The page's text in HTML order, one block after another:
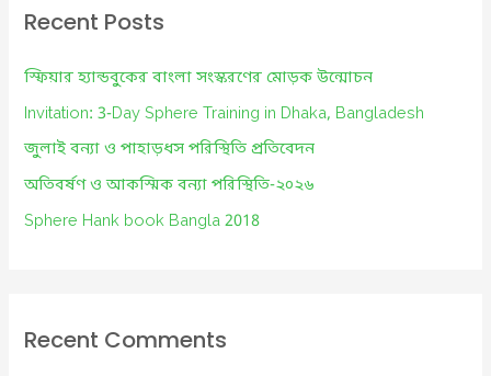
c
f
o
r
Recent Posts
স্ফিয়ার হ্যান্ডবুকের বাংলা সংস্করণের মোড়ক উন্মোচন
Invitation: 3-Day Sphere Training in Dhaka, Bangladesh
জুলাই বন্যা ও পাহাড়ধস পরিস্থিতি প্রতিবেদন
অতিবর্ষণ ও আকস্মিক বন্যা পরিস্থিতি-২০২৬
Sphere Hank book Bangla 2018
Recent Comments